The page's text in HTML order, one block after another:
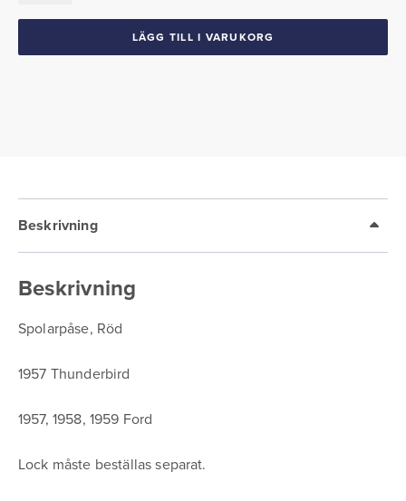
LÄGG TILL I VARUKORG
Beskrivning
Beskrivning
Spolarpåse, Röd
1957 Thunderbird
1957, 1958, 1959 Ford
Lock måste beställas separat.